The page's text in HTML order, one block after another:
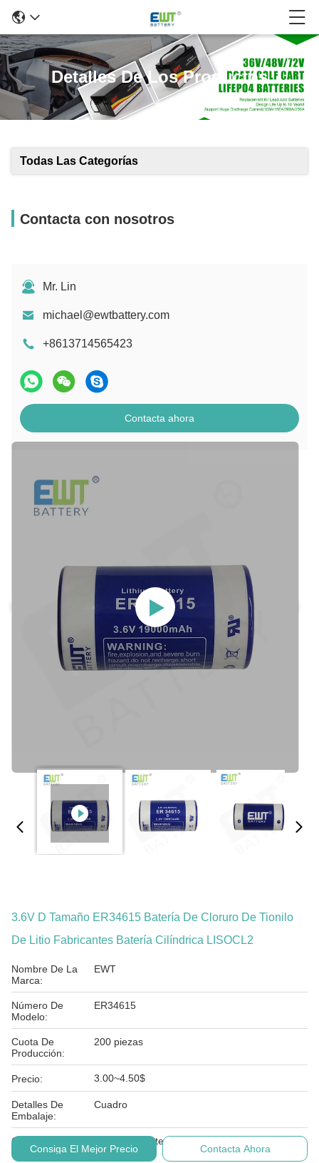
Detalles De Los Productos
Todas Las Categorías
Contacta con nosotros
Mr. Lin
michael@ewtbattery.com
+8613714565423
Contacta ahora
3.6V D Tamaño ER34615 Batería De Cloruro De Tionilo
De Litio Fabricantes Batería Cilíndrica LISOCL2
Nombre De La
Marca:
EWT
Número De
Modelo:
ER34615
Cuota De
Producción:
200 piezas
Precio: 3.00~4.50$
Detalles De
Embalaje:
Cuadro
Condiciones De
Pago:
T/T, L/C, Western Union, dinero gram
Consiga El Mejor Precio Contacta Ahora